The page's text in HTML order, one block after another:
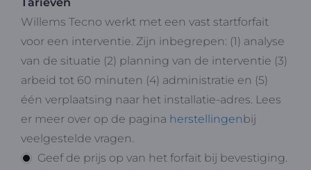
Tarieven
Willems Tecno werkt met een vast startforfait
voor een interventie. Zijn inbegrepen: (1) analyse
van de situatie (2) planning van de interventie (3)
arbeid tot 60 minuten (4) administratie en (5)
één verplaatsing naar het installatie-adres. Lees
er meer over op de pagina herstellingen bij
veelgestelde vragen.
Geef de prijs op van het forfait bij bevestiging.